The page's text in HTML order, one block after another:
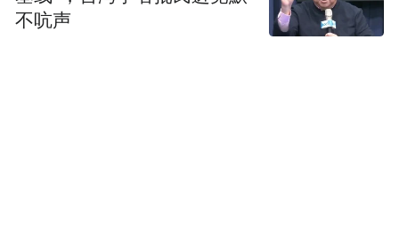
不吭声